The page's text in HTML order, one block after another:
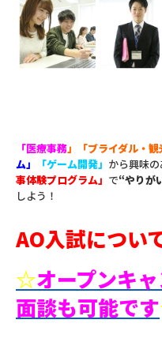
「医療事務」 「ブライダル・観
ム」
「ゲーム開発」 から興味
事体験プログラム」 で“やりが
しよう！
AO入試につい
☆オープンキ
面談も可能です